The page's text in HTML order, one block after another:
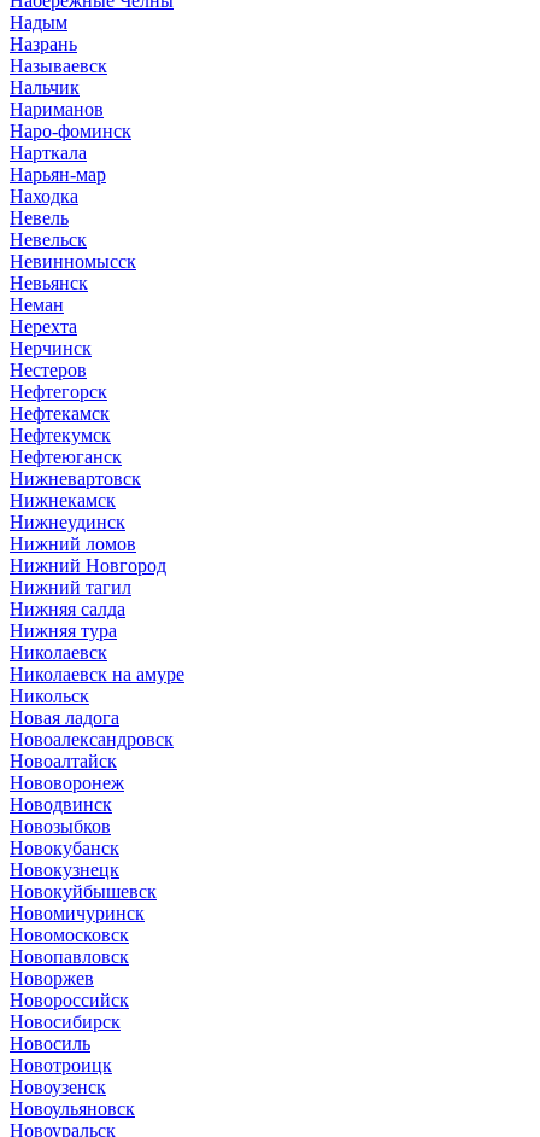
Надым
Назрань
Называевск
Нальчик
Нариманов
Наро-фоминск
Нарткала
Нарьян-мар
Находка
Невель
Невельск
Невинномысск
Невьянск
Неман
Нерехта
Нерчинск
Нестеров
Нефтегорск
Нефтекамск
Нефтекумск
Нефтеюганск
Нижневартовск
Нижнекамск
Нижнеудинск
Нижний ломов
Нижний Новгород
Нижний тагил
Нижняя салда
Нижняя тура
Николаевск
Николаевск на амуре
Никольск
Новая ладога
Новоалександровск
Новоалтайск
Нововоронеж
Новодвинск
Новозыбков
Новокубанск
Новокузнецк
Новокуйбышевск
Новомичуринск
Новомосковск
Новопавловск
Новоржев
Новороссийск
Новосибирск
Новосиль
Новотроицк
Новоузенск
Новоульяновск
Новоуральск